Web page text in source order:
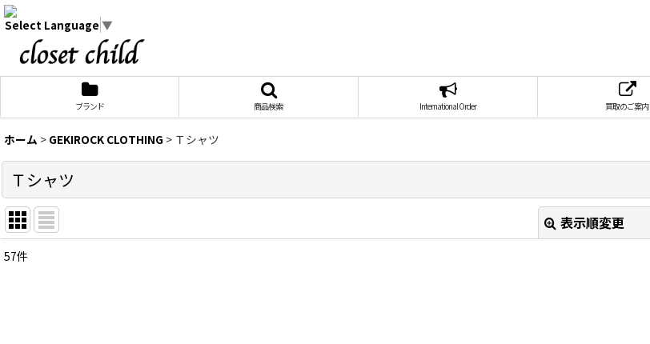
Select Language ▼
ブランド 商品検索 International Order 買取のご案内
ホーム > GEKIROCK CLOTHING > Ｔシャツ
Ｔシャツ
表示順変更
57件